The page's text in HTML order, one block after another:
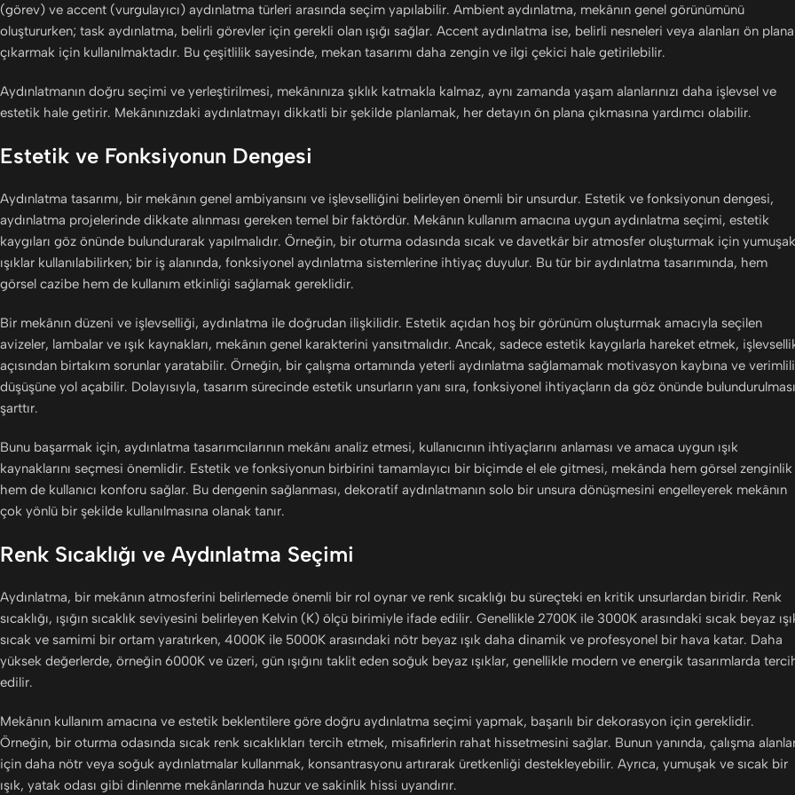
(görev) ve accent (vurgulayıcı) aydınlatma türleri arasında seçim yapılabilir. Ambient aydınlatma, mekânın genel görünümünü
oluştururken; task aydınlatma, belirli görevler için gerekli olan ışığı sağlar. Accent aydınlatma ise, belirli nesneleri veya alanları ön plana
çıkarmak için kullanılmaktadır. Bu çeşitlilik sayesinde, mekan tasarımı daha zengin ve ilgi çekici hale getirilebilir.
Aydınlatmanın doğru seçimi ve yerleştirilmesi, mekânınıza şıklık katmakla kalmaz, aynı zamanda yaşam alanlarınızı daha işlevsel ve
estetik hale getirir. Mekânınızdaki aydınlatmayı dikkatli bir şekilde planlamak, her detayın ön plana çıkmasına yardımcı olabilir.
Estetik ve Fonksiyonun Dengesi
Aydınlatma tasarımı, bir mekânın genel ambiyansını ve işlevselliğini belirleyen önemli bir unsurdur. Estetik ve fonksiyonun dengesi,
aydınlatma projelerinde dikkate alınması gereken temel bir faktördür. Mekânın kullanım amacına uygun aydınlatma seçimi, estetik
kaygıları göz önünde bulundurarak yapılmalıdır. Örneğin, bir oturma odasında sıcak ve davetkâr bir atmosfer oluşturmak için yumuşak
ışıklar kullanılabilirken; bir iş alanında, fonksiyonel aydınlatma sistemlerine ihtiyaç duyulur. Bu tür bir aydınlatma tasarımında, hem
görsel cazibe hem de kullanım etkinliği sağlamak gereklidir.
Bir mekânın düzeni ve işlevselliği, aydınlatma ile doğrudan ilişkilidir. Estetik açıdan hoş bir görünüm oluşturmak amacıyla seçilen
avizeler, lambalar ve ışık kaynakları, mekânın genel karakterini yansıtmalıdır. Ancak, sadece estetik kaygılarla hareket etmek,
açısından birtakım sorunlar yaratabilir. Örneğin, bir çalışma ortamında yeterli aydınlatma sağlamamak motivasyon kaybına ve
düşüşüne yol açabilir. Dolayısıyla, tasarım sürecinde estetik unsurların yanı sıra, fonksiyonel ihtiyaçların da göz önünde bulundurulması
şarttır.
Bunu başarmak için, aydınlatma tasarımcılarının mekânı analiz etmesi, kullanıcının ihtiyaçlarını anlaması ve amaca uygun ışık
kaynaklarını seçmesi önemlidir. Estetik ve fonksiyonun birbirini tamamlayıcı bir biçimde el ele gitmesi, mekânda hem görsel zenginlik
hem de kullanıcı konforu sağlar. Bu dengenin sağlanması, dekoratif aydınlatmanın solo bir unsura dönüşmesini engelleyerek mekânın
çok yönlü bir şekilde kullanılmasına olanak tanır.
Renk Sıcaklığı ve Aydınlatma Seçimi
Aydınlatma, bir mekânın atmosferini belirlemede önemli bir rol oynar ve renk sıcaklığı bu süreçteki en kritik unsurlardan biridir. Renk
sıcaklığı, ışığın sıcaklık seviyesini belirleyen Kelvin (K) ölçü birimiyle ifade edilir. Genellikle 2700K ile 3000K arasındaki sıcak beyaz
sıcak ve samimi bir ortam yaratırken, 4000K ile 5000K arasındaki nötr beyaz ışık daha dinamik ve profesyonel bir hava katar. Daha
yüksek değerlerde, örneğin 6000K ve üzeri, gün ışığını taklit eden soğuk beyaz ışıklar, genellikle modern ve energik tasarımlarda
edilir.
Mekânın kullanım amacına ve estetik beklentilere göre doğru aydınlatma seçimi yapmak, başarılı bir dekorasyon için gereklidir.
Örneğin, bir oturma odasında sıcak renk sıcaklıkları tercih etmek, misafirlerin rahat hissetmesini sağlar. Bunun yanında, çalışma
için daha nötr veya soğuk aydınlatmalar kullanmak, konsantrasyonu artırarak üretkenliği destekleyebilir. Ayrıca, yumuşak ve sıcak bir
ışık, yatak odası gibi dinlenme mekânlarında huzur ve sakinlik hissi uyandırır.